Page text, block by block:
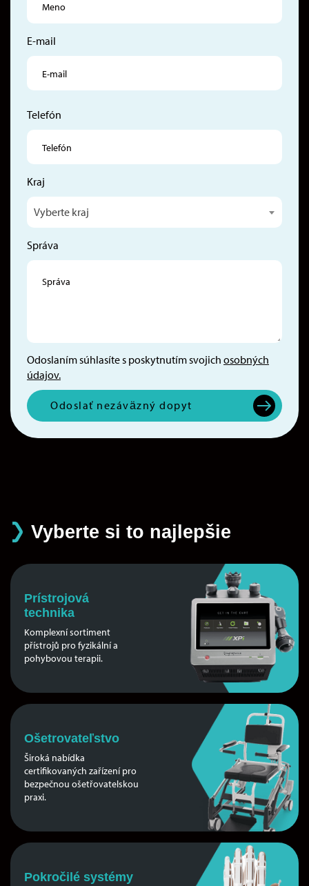
E-mail
Telefón
Kraj
Vyberte kraj
Správa
Odoslaním súhlasíte s poskytnutím svojich osobných
údajov.
Odoslať nezáväzný dopyt
Vyberte si to najlepšie
Prístrojová
technika
Komplexní sortiment
přístrojů pro fyzikální a
pohybovou terapii.
Ošetrovateľstvo
Široká nabídka
certifikovaných zařízení pro
bezpečnou ošetřovatelskou
praxi.
Pokročilé systémy